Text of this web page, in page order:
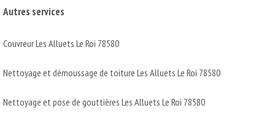
Autres services
Couvreur Les Alluets Le Roi 78580
Nettoyage et démoussage de toiture Les Alluets Le Roi 78580
Nettoyage et pose de gouttières Les Alluets Le Roi 78580